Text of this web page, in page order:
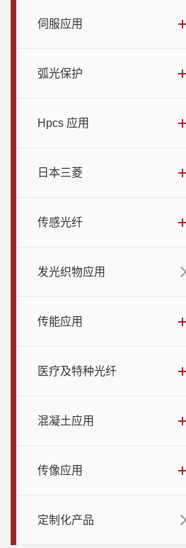
伺服应用
弧光保护
Hpcs 应用
日本三菱
传感光纤
发光织物应用
传能应用
医疗及特种光纤
混凝土应用
传像应用
定制化产品